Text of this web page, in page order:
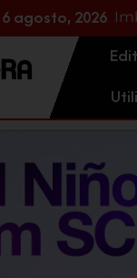
agosto, 2026